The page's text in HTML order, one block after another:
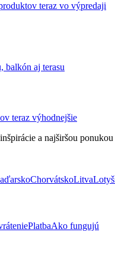
teraz vo výpredaji
balkón aj terasu
teraz výhodnejšie
a najširšou ponukou
ChorvátskoLitva
PlatbaAko fungujú